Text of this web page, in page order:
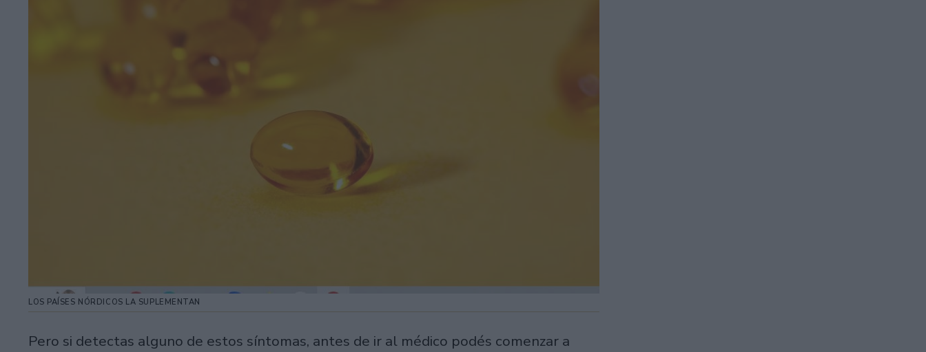
LOS PAÍSES NÓRDICOS LA SUPLEMENTAN
Pero si detectas alguno de estos síntomas, antes de ir al médico podés comenzar a